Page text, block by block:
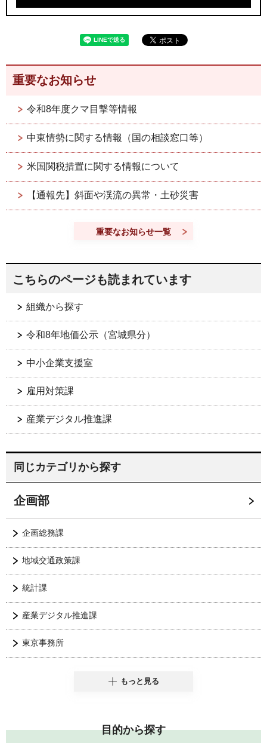
重要なお知らせ
令和8年度クマ目撃等情報
中東情勢に関する情報（国の相談窓口等）
米国関税措置に関する情報について
【通報先】斜面や渓流の異常・土砂災害
重要なお知らせ一覧
こちらのページも読まれています
組織から探す
令和8年地価公示（宮城県分）
中小企業支援室
雇用対策課
産業デジタル推進課
同じカテゴリから探す
企画部
企画総務課
地域交通政策課
統計課
産業デジタル推進課
東京事務所
もっと見る
目的から探す